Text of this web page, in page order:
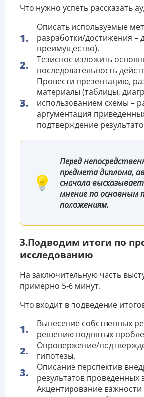
Что нужно успеть рассказать
Описать используемые
разработки/достижения –
преимущество).
Тезисное изложить
последовательность
Провести презентацию,
материалы (таблицы,
использованием схемы –
аргументация
подтверждение
Перед
предмета диплома,
сначала
мнение по основным
положениям.
3.Подводим итоги по
исследованию
На заключительную часть
примерно 5-6 минут.
Что входит в подведение
Вынесение собственных
решению поднятых
Опровержение/
гипотезы.
Описание перспектив
результатов проведенных
Акцентирование